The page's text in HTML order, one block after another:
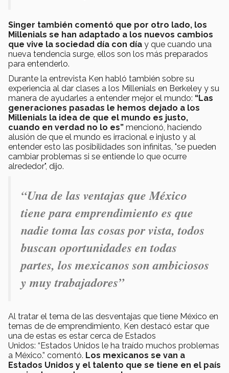
Singer también comentó que por otro lado, los
Millenials se han adaptado a los nuevos cambios
que vive la sociedad día con día y que cuando una
nueva tendencia surge, ellos son los más preparados
para entenderlo.
Durante la entrevista Ken habló también sobre su
experiencia al dar clases a los Millenials en Berkeley y su
manera de ayudarles a entender mejor el mundo: “Las
generaciones pasadas le hemos dejado a los
Millenials la idea de que el mundo es justo,
cuando en verdad no lo es” mencionó, haciendo
alusión de que el mundo es irracional e injusto y al
entender esto las posibilidades son infinitas, "se pueden
cambiar problemas si se entiende lo que ocurre
alrededor", dijo.
“Una de las ventajas que México
tiene para emprendimiento es que
nadie toma las cosas por vista, todos
buscan oportunidades en todas
partes, los mexicanos son ambiciosos
y muy trabajadores”
Al tratar el tema de las desventajas que tiene México en
temas de de emprendimiento, Ken destacó estar que
una de estas es estar cerca de Estados
Unidos: “Estados Unidos le ha traído muchos problemas
a México.” comentó. Los mexicanos se van a
Estados Unidos y el talento que se tiene en el país